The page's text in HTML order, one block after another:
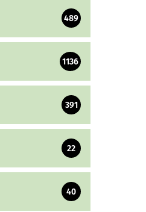
489
1136
391
22
40